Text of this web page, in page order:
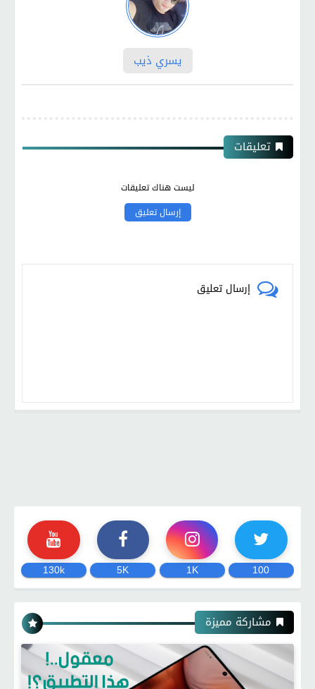
يسري ذيب
تعليقات
ليست هناك تعليقات
إرسال تعليق
إرسال تعليق
100
1K
5K
130k
مشاركة مميزة